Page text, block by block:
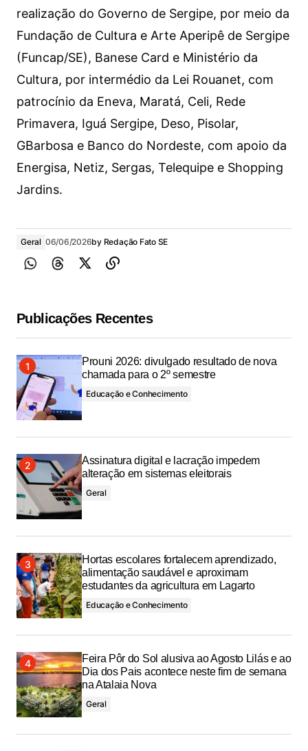
realização do Governo de Sergipe, por meio da
Fundação de Cultura e Arte Aperipê de Sergipe
(Funcap/SE), Banese Card e Ministério da
Cultura, por intermédio da Lei Rouanet, com
patrocínio da Eneva, Maratá, Celi, Rede
Primavera, Iguá Sergipe, Deso, Pisolar,
GBarbosa e Banco do Nordeste, com apoio da
Energisa, Netiz, Sergas, Telequipe e Shopping
Jardins.
Geral 06/06/2026by Redação Fato SE
Publicações Recentes
Prouni 2026: divulgado resultado de nova
chamada para o 2º semestre
Educação e Conhecimento
Assinatura digital e lacração impedem
alteração em sistemas eleitorais
Geral
Hortas escolares fortalecem aprendizado,
alimentação saudável e aproximam
estudantes da agricultura em Lagarto
Educação e Conhecimento
Feira Pôr do Sol alusiva ao Agosto Lilás e ao
Dia dos Pais acontece neste fim de semana
na Atalaia Nova
Geral